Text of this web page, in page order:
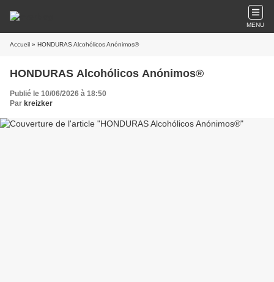
MENU
Accueil » HONDURAS Alcohólicos Anónimos®
HONDURAS Alcohólicos Anónimos®
Publié le 10/06/2026 à 18:50
Par kreizker